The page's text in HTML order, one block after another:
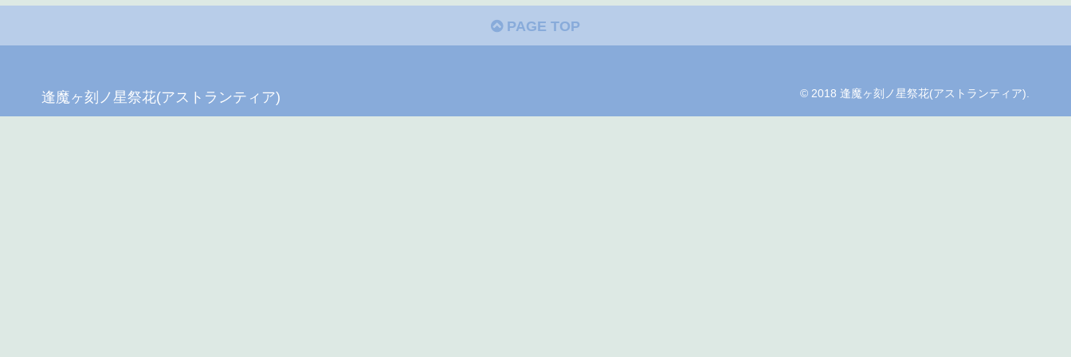
PAGE TOP
逢魔ヶ刻ノ星祭花(アストランティア) © 2018 逢魔ヶ刻ノ星祭花(アストランティア).